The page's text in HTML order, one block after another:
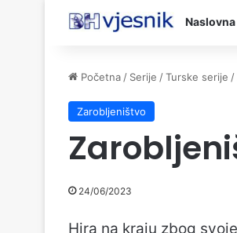
Naslovna
Početna / Serije /Turske serije /
Zarobljeništvo
24/06/2023
Hira na kraju zbog